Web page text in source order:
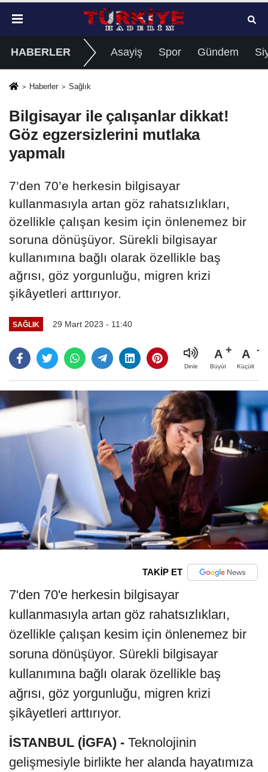
HABERLER Asayiş Spor Gündem
Haberler Sağlık
Bilgisayar ile çalışanlar dikkat!
Göz egzersizlerini mutlaka
yapmalı
7’den 70’e herkesin bilgisayar
kullanmasıyla artan göz rahatsızlıkları,
özellikle çalışan kesim için önlenemez bir
soruna dönüşüyor. Sürekli bilgisayar
kullanımına bağlı olarak özellikle baş
ağrısı, göz yorgunluğu, migren krizi
şikâyetleri arttırıyor.
SAĞLIK 29 Mart 2023 - 11:40
Dinle
A
Büyüt
A
Küçült
TAKİP ET
7'den 70'e herkesin bilgisayar
kullanmasıyla artan göz rahatsızlıkları,
özellikle çalışan kesim için önlenemez bir
soruna dönüşüyor. Sürekli bilgisayar
kullanımına bağlı olarak özellikle baş
ağrısı, göz yorgunluğu, migren krizi
şikâyetleri arttırıyor.
İSTANBUL (İGFA) - Teknolojinin
gelişmesiyle birlikte her alanda hayatımıza